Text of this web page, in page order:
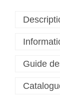
e
a
t
n
Guide